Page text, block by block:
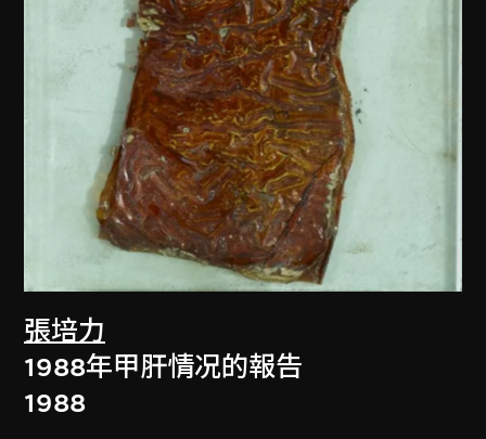
張培力
1988年甲肝情况的報告
1988